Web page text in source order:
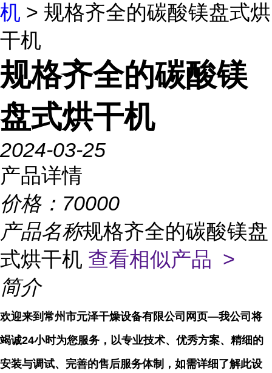
机 > 规格齐全的碳酸镁盘式烘
干机
规格齐全的碳酸镁
盘式烘干机
2024-03-25
产品详情
价格： 70000
产品名称规格齐全的碳酸镁盘
式烘干机 查看相似产品 >
简介
欢迎来到常州市元泽干燥设备有限公司网页—我公司将
竭诚24小时为您服务，以专业技术、优秀方案、精细的
安装与调试、完善的售后服务体制，如需详细了解此设